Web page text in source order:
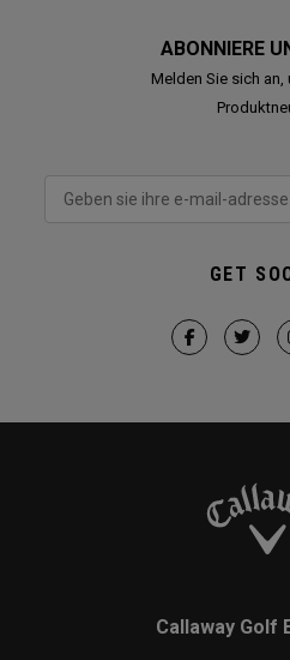
ABONNIERE
Melden Sie sich
GET
Callaway Golf